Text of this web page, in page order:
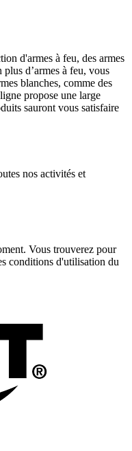
d'armes à feu, des armes
d’armes à feu, vous
blanches, comme des
propose une large
sauront vous satisfaire
nos activités et
Vous trouverez pour
conditions d'utilisation du